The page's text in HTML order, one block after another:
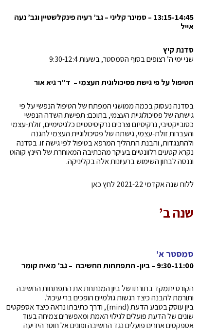
13:15-14:45 – סמינר קליני – גב’ רעיה פינקלשטיין וגב’ נעה
אייל
סדנת קיץ
שני ימי ה’ רצופים בסוף הסמסטר, בשעות 9:30-12:4
הטיפול על פי גישת פסיכולוגית העצמי – ד”ר גיא אור
בסדנה נעסוק בכמה ממושגי המפתח של הטיפול הנפשי על פי
גישתה של פסיכולוגיית העצמי, בתוכם: תפישת השדה הנפשי
כסובייקטיבי, נרקיסיזם וצרכים נרקיסיסטיים כלגיטימיים, זולת-עצמי
והעברות זולת-עצמי, גישתה של פסיכולוגיית העצמי להגנה
ולהתנגדות, והבנת התהליך המרפא בטיפול לפי גישה זו. בסדנה
נקרא קטעים רלוונטיים בעיקר מהכתיבה המאוחרת של היינץ קוהוט
וננסה לבחון השימוש ברעיונות אלה בקליניקה.
ללוח שנה אקדמי 2021-22 לחץ כאן
שנה ב’
סמסטר א’
9:30-11:00 – ביון- התפתחות החשיבה – גב’ מאיה קומר
הקורס יתמקד בתורתו של ביון המנתחת את התפתחות החשיבה
ותורמת להבנה כיצד רגשות גולמיים הופכים ברי עיכול.
ביון עוסק בטבע הדעת (mind), ודרך כתיבתו נראה כיצד אספקטים
שונים של הדעת פועלים לגילוי האמת ומאפשרים צמיחה בעוד
אספקטים אחרים פועלים נגד החשיבה ופונים אל חוסר הידיעה